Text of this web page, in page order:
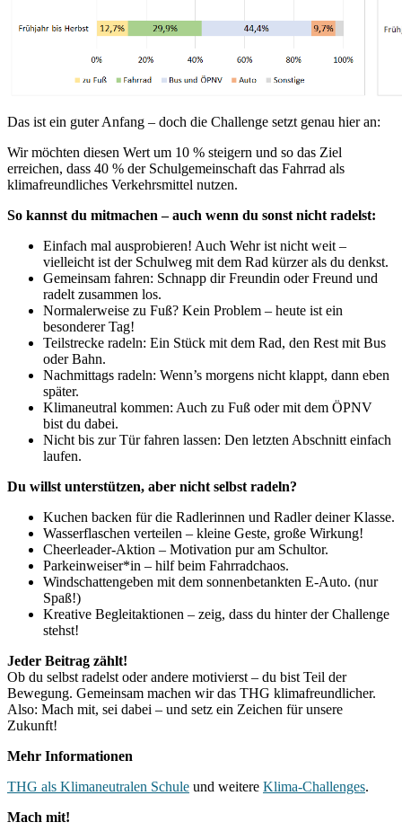
Das ist ein guter Anfang – doch die Challenge setzt genau hier an:
Wir möchten diesen Wert um 10 % steigern und so das Ziel
erreichen, dass 40 % der Schulgemeinschaft das Fahrrad als
klimafreundliches Verkehrsmittel nutzen.
So kannst du mitmachen – auch wenn du sonst nicht radelst:
Einfach mal ausprobieren! Auch Wehr ist nicht weit –
vielleicht ist der Schulweg mit dem Rad kürzer als du denkst.
Gemeinsam fahren: Schnapp dir Freundin oder Freund und
radelt zusammen los.
Normalerweise zu Fuß? Kein Problem – heute ist ein
besonderer Tag!
Teilstrecke radeln: Ein Stück mit dem Rad, den Rest mit Bus
oder Bahn.
Nachmittags radeln: Wenn’s morgens nicht klappt, dann eben
später.
Klimaneutral kommen: Auch zu Fuß oder mit dem ÖPNV
bist du dabei.
Nicht bis zur Tür fahren lassen: Den letzten Abschnitt einfach
laufen.
Du willst unterstützen, aber nicht selbst radeln?
Kuchen backen für die Radlerinnen und Radler deiner Klasse.
Wasserflaschen verteilen – kleine Geste, große Wirkung!
Cheerleader-Aktion – Motivation pur am Schultor.
Parkeinweiser*in – hilf beim Fahrradchaos.
Windschattengeben mit dem sonnenbetankten E-Auto. (nur
Spaß!)
Kreative Begleitaktionen – zeig, dass du hinter der Challenge
stehst!
Jeder Beitrag zählt!
Ob du selbst radelst oder andere motivierst – du bist Teil der
Bewegung. Gemeinsam machen wir das THG klimafreundlicher.
Also: Mach mit, sei dabei – und setz ein Zeichen für unsere
Zukunft!
Mehr Informationen
THG als Klimaneutralen Schule und weitere Klima-Challenges.
Mach mit!